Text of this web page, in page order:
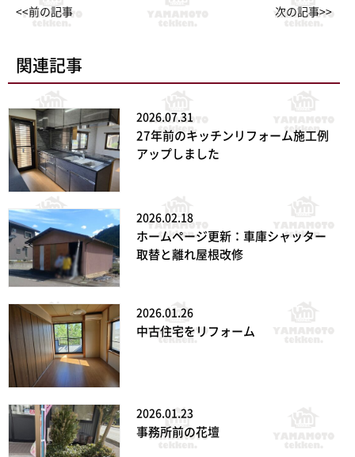
<<前の記事 次の記事>>
関連記事
2026.07.31
27年前のキッチンリフォーム施工例
アップしました
2026.02.18
ホームページ更新：車庫シャッター
取替と離れ屋根改修
2026.01.26
中古住宅をリフォーム
2026.01.23
事務所前の花壇